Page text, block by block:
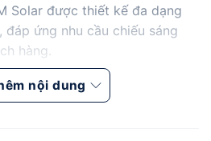
Solar được thiết kế đa dạng
đáp ứng nhu cầu chiếu sáng
hàng.
lượng mặt trời
nội dung